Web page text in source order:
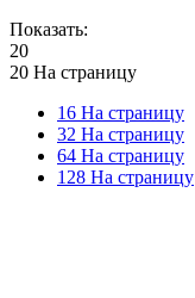
Показать:
20
20 На страницу
16 На страницу
32 На страницу
64 На страницу
128 На страницу